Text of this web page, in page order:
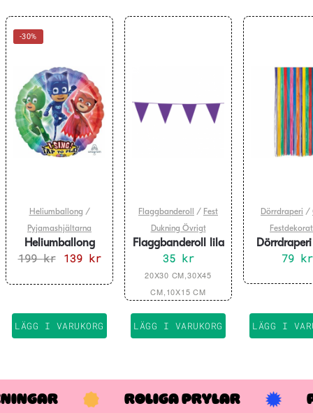
-30%
Heliumballong /
Pyjamashjältarna
Heliumballong
Pyjamashjältarna
199kr
Det
ursprungliga
priset
139 krDet
nuvarande
priset
139 kr.
LÄGG I VARUKORG
Flaggbanderoll / Fest
Dukning Övrigt
Flaggbanderoll lila
– flera storlekar
35 kr
LÄGG I VARUKORG
Den
här
har
flera
olika
20X30 CM,30X45
CM,10X15 CM
Dörrdraperi /
Color
100 cm
79 kr
LÄGG I
ROLIGA PRYLAR